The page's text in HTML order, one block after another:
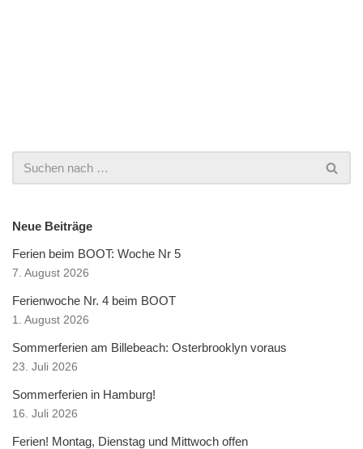
Neue Beiträge
Ferien beim BOOT: Woche Nr 5
7. August 2026
Ferienwoche Nr. 4 beim BOOT
1. August 2026
Sommerferien am Billebeach: Osterbrooklyn voraus
23. Juli 2026
Sommerferien in Hamburg!
16. Juli 2026
Ferien! Montag, Dienstag und Mittwoch offen